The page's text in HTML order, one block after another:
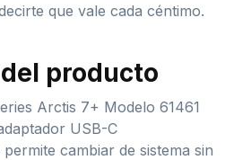
que vale cada céntimo.
producto
Arctis 7+ Modelo 61461
USB-C
cambiar de sistema sin